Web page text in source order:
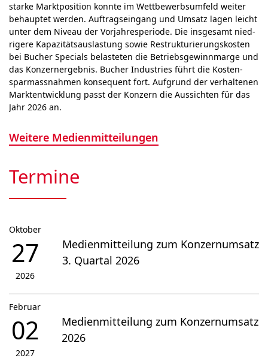
starke Marktposition konn­te im Wett­bewerbs­um­feld weiter
behauptet wer­den. Auf­trags­ein­gang und Umsatz lagen leicht
unter dem Niveau der Vor­jahr­es­peri­ode. Die ins­ge­samt nied­
ri­ge­re Kapa­zitäts­aus­las­tung sowie Restruk­tu­rie­rungs­kos­ten
bei Bucher Specials be­las­te­ten die Betriebs­gewinn­marge und
das Kon­zern­ergebnis. Bucher Industries führt die Kosten­
spar­mass­nah­men kon­se­quent fort. Auf­grund der ver­hal­tenen
Markt­ent­wick­lung passt der Kon­zern die Aus­sichten für das
Jahr 2026 an.
Weitere Medienmitteilungen
Termine
Oktober
27
2026
Medienmitteilung zum Konzernumsatz
3. Quartal 2026
Februar
02
2027
Medienmitteilung zum Konzernumsatz
2026